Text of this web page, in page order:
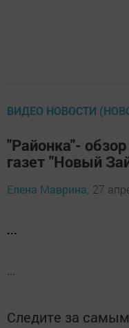
ВИДЕО НОВОСТИ
"Районка"-
газет "Новый
Елена Маврина, 27
...
...
Следите за